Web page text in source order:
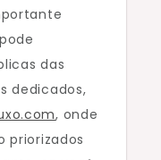
das
dedicados,
, onde
priorizados